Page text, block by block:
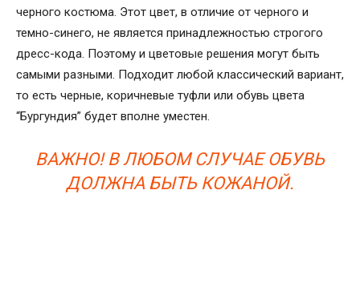
черного костюма. Этот цвет, в отличие от черного и
темно-синего, не является принадлежностью строгого
дресс-кода. Поэтому и цветовые решения могут быть
самыми разными. Подходит любой классический вариант,
то есть черные, коричневые туфли или обувь цвета
“Бургундия” будет вполне уместен.
ВАЖНО! В ЛЮБОМ СЛУЧАЕ ОБУВЬ
ДОЛЖНА БЫТЬ КОЖАНОЙ.